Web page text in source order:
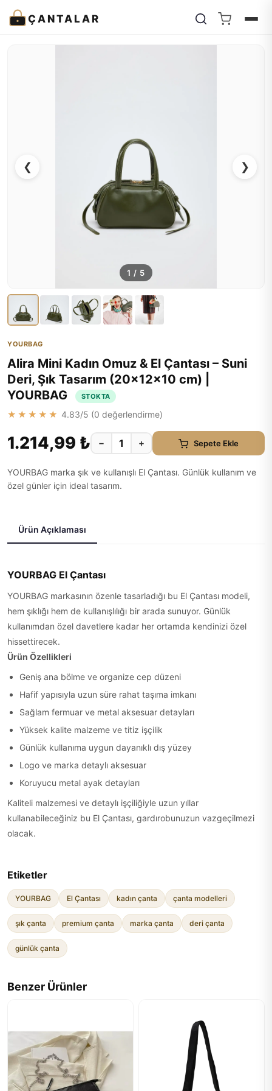
ÇANTALAR
❮ ❯
1 / 5
YOURBAG
Alira Mini Kadın Omuz & El Çantası – Suni
Deri, Şık Tasarım (20×12×10 cm) |
YOURBAG
STOKTA
★★★★★ 4.83/5 (0 değerlendirme)
1.214,99 ₺ − + Sepete Ekle
YOURBAG marka şık ve kullanışlı El Çantası. Günlük kullanım ve
özel günler için ideal tasarım.
Ürün Açıklaması
YOURBAG El Çantası
YOURBAG markasının özenle tasarladığı bu El Çantası modeli,
hem şıklığı hem de kullanışlılığı bir arada sunuyor. Günlük
kullanımdan özel davetlere kadar her ortamda kendinizi özel
hissettirecek.
Ürün Özellikleri
Geniş ana bölme ve organize cep düzeni
Hafif yapısıyla uzun süre rahat taşıma imkanı
Sağlam fermuar ve metal aksesuar detayları
Yüksek kalite malzeme ve titiz işçilik
Günlük kullanıma uygun dayanıklı dış yüzey
Logo ve marka detaylı aksesuar
Koruyucu metal ayak detayları
Kaliteli malzemesi ve detaylı işçiliğiyle uzun yıllar
kullanabileceğiniz bu El Çantası, gardırobunuzun vazgeçilmezi
olacak.
Etiketler
YOURBAG El Çantası kadın çanta çanta modelleri
şık çanta premium çanta marka çanta deri çanta
günlük çanta
Benzer Ürünler